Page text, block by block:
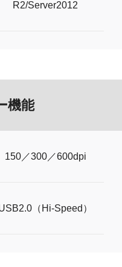
R2/Server2012
機能
150／300／600dpi
（Hi-Speed）